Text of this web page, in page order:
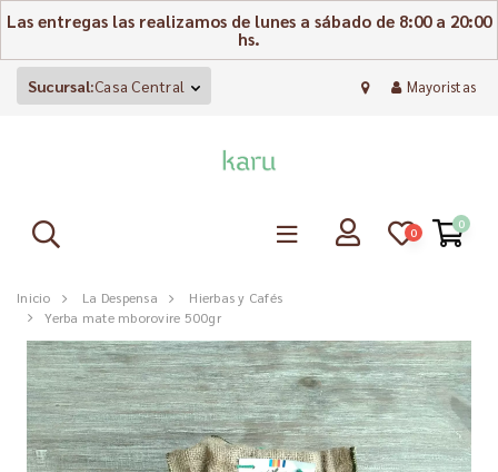
Las entregas las realizamos de lunes a sábado de 8:00 a 20:00
hs.
Sucursal:Casa Central Mayoristas
0
0
Inicio La Despensa
Hierbas y Cafés
Yerba mate mborovire 500gr